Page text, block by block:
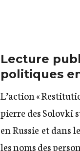
Lecture
politiques
L’action «
pierre des Solovki
en Russie et dans
les noms des